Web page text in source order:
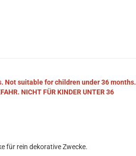
Not suitable for children under 36 months.
NICHT FÜR KINDER UNTER 36
für rein dekorative Zwecke.